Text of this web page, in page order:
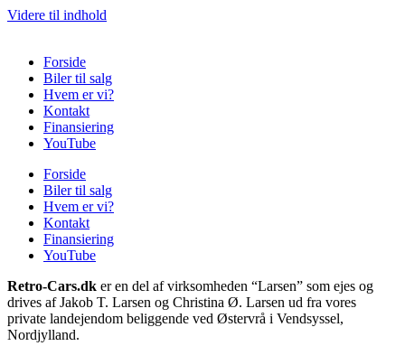
Videre til indhold
Forside
Biler til salg
Hvem er vi?
Kontakt
Finansiering
YouTube
Forside
Biler til salg
Hvem er vi?
Kontakt
Finansiering
YouTube
Retro-Cars.dk er en del af virksomheden “Larsen” som ejes og
drives af Jakob T. Larsen og Christina Ø. Larsen ud fra vores
private landejendom beliggende ved Østervrå i Vendsyssel,
Nordjylland.